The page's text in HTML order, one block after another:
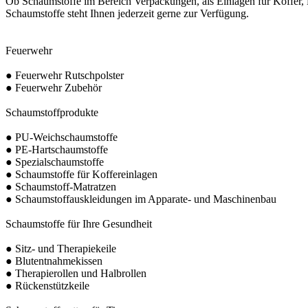
Schaumstoffe steht Ihnen jederzeit gerne zur Verfügung.
Feuerwehr
● Feuerwehr Rutschpolster
● Feuerwehr Zubehör
Schaumstoffprodukte
● PU-Weichschaumstoffe
● PE-Hartschaumstoffe
● Spezialschaumstoffe
● Schaumstoffe für Koffereinlagen
● Schaumstoff-Matratzen
● Schaumstoffauskleidungen im Apparate- und Maschinenbau
Schaumstoffe für Ihre Gesundheit
● Sitz- und Therapiekeile
● Blutentnahmekissen
● Therapierollen und Halbrollen
● Rückenstützkeile